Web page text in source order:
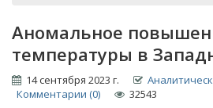
Аномальное
температуры в
14 сентября 2023 г.
Комментарии (0)
32543